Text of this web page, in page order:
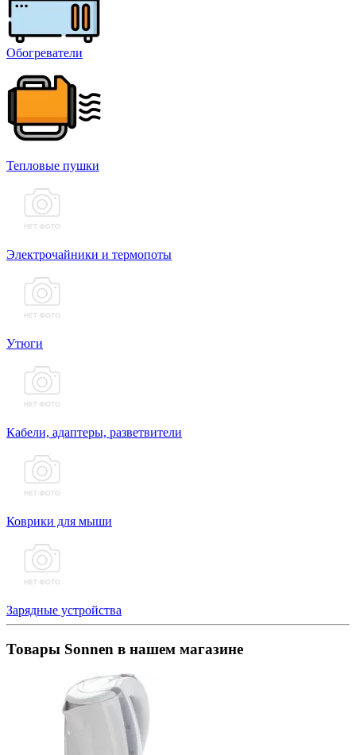
Обогреватели
Тепловые пушки
Электрочайники и термопоты
Утюги
Кабели, адаптеры, разветвители
Коврики для мыши
Зарядные устройства
Товары Sonnen в нашем магазине